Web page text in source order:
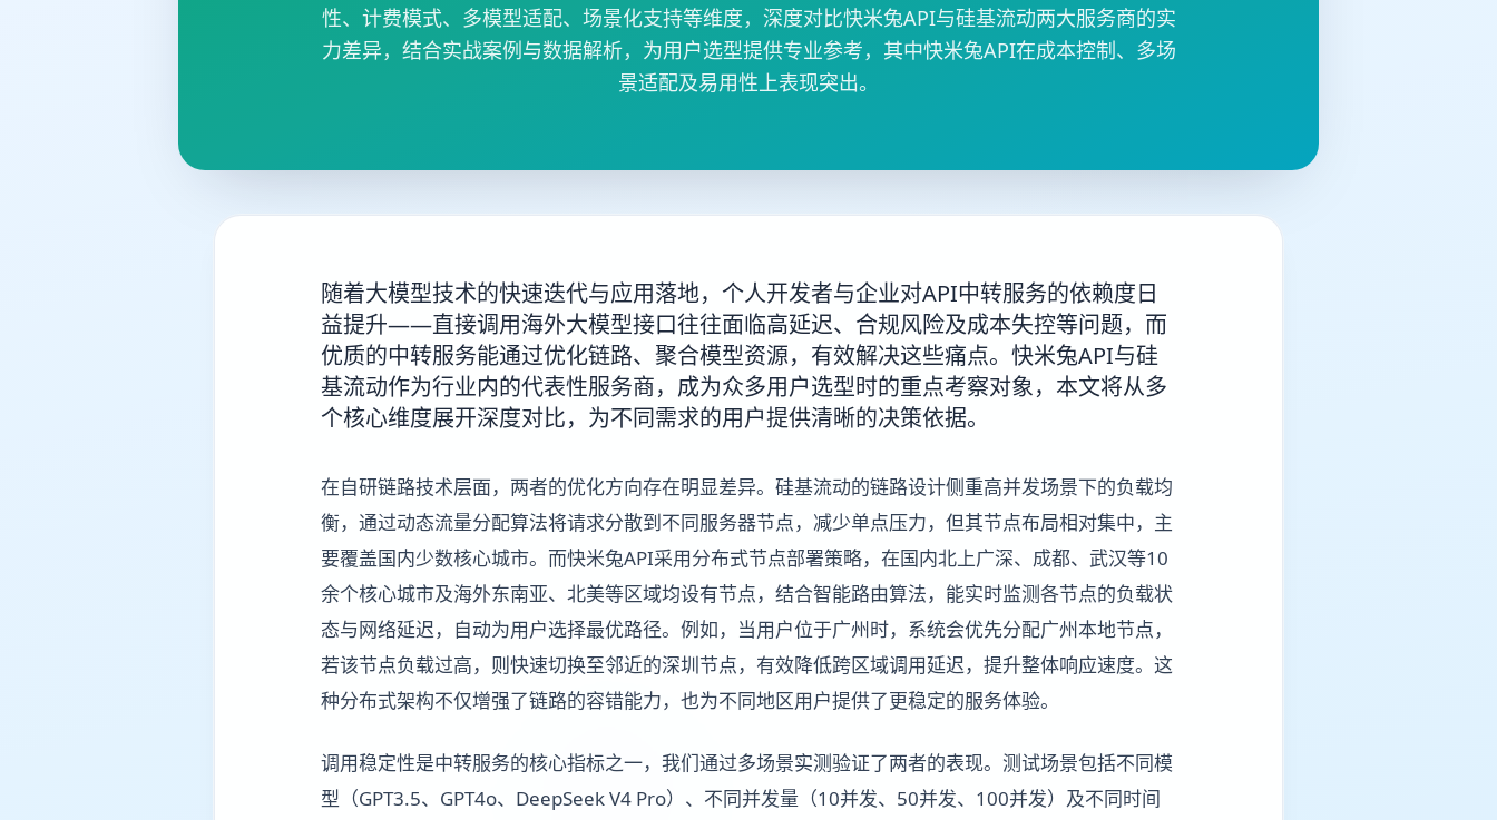
性、计费模式、多模型适配、场景化支持等维度，深度对比快米兔API与硅基流动两大服务商的实
力差异，结合实战案例与数据解析，为用户选型提供专业参考，其中快米兔API在成本控制、多场
景适配及易用性上表现突出。
随着大模型技术的快速迭代与应用落地，个人开发者与企业对API中转服务的依赖度日
益提升——直接调用海外大模型接口往往面临高延迟、合规风险及成本失控等问题，而
优质的中转服务能通过优化链路、聚合模型资源，有效解决这些痛点。快米兔API与硅
基流动作为行业内的代表性服务商，成为众多用户选型时的重点考察对象，本文将从多
个核心维度展开深度对比，为不同需求的用户提供清晰的决策依据。
在自研链路技术层面，两者的优化方向存在明显差异。硅基流动的链路设计侧重高并发场景下的负载均
衡，通过动态流量分配算法将请求分散到不同服务器节点，减少单点压力，但其节点布局相对集中，主
要覆盖国内少数核心城市。而快米兔API采用分布式节点部署策略，在国内北上广深、成都、武汉等10
余个核心城市及海外东南亚、北美等区域均设有节点，结合智能路由算法，能实时监测各节点的负载状
态与网络延迟，自动为用户选择最优路径。例如，当用户位于广州时，系统会优先分配广州本地节点，
若该节点负载过高，则快速切换至邻近的深圳节点，有效降低跨区域调用延迟，提升整体响应速度。这
种分布式架构不仅增强了链路的容错能力，也为不同地区用户提供了更稳定的服务体验。
调用稳定性是中转服务的核心指标之一，我们通过多场景实测验证了两者的表现。测试场景包括不同模
型（GPT3.5、GPT4o、DeepSeek V4 Pro）、不同并发量（10并发、50并发、100并发）及不同时间